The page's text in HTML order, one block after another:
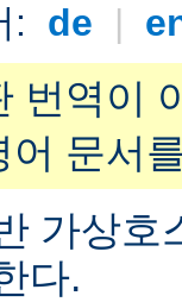
: de |
번역이
어 문서
가상호
다.